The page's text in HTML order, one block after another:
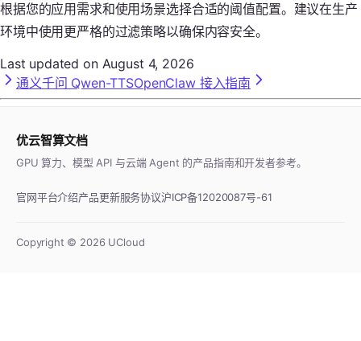
根据您的应用需求和使用场景选择合适的阈值配置。建议在生产
环境中使用更严格的过滤策略以确保内容安全。
Last updated on August 4, 2026
通义千问 Qwen-TTSOpenClaw 接入指南
优云智算文档
GPU 算力、模型 API 与云端 Agent 的产品指南和开发者参考。
官网平台介绍产品更新服务协议沪ICP备12020087号-61
Copyright © 2026UCloud